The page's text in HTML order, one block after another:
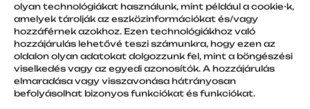
olyan technológiákat használunk, mint például a cookie-k,
amelyek tárolják az eszközinformációkat és/vagy
hozzáférnek azokhoz. Ezen technológiákhoz való
hozzájárulás lehetővé teszi számunkra, hogy ezen az
oldalon olyan adatokat dolgozzunk fel, mint a böngészési
viselkedés vagy az egyedi azonosítók. A hozzájárulás
elmaradása vagy visszavonása hátrányosan
befolyásolhat bizonyos funkciókat és funkciókat.
További információk
Szín
Fehér
Szálhossz